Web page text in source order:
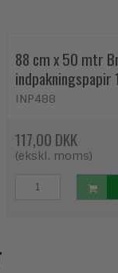
88 cm x 50 mtr
indpakningspapir
INP488
117,00 DKK
(ekskl. moms)